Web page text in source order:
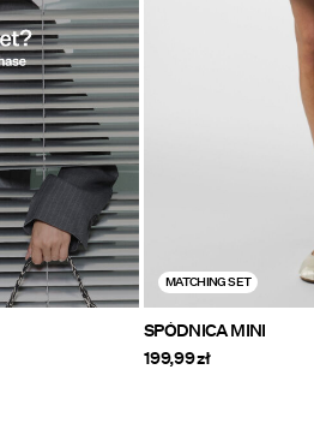
MATCHING SET
SPÓDNICA MINI
199,99 zł